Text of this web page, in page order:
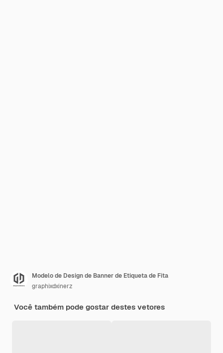
Modelo de Design de Banner de Etiqueta de Fita
graphixdxinerz
Você também pode gostar destes vetores